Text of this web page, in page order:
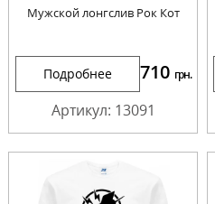
Мужской лонгслив Рок Кот
Подробнее 710 грн.
Артикул: 13091